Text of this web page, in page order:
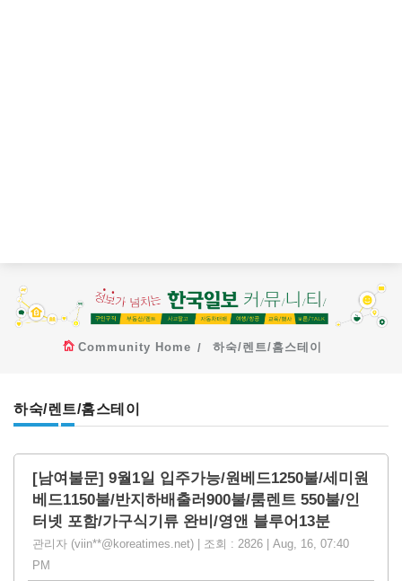
Community Home 하숙/렌트/홈스테이
하숙/렌트/홈스테이
[남여불문] 9월1일 입주가능/원베드1250불/세미원
베드1150불/반지하배출러900불/룸렌트 550불/인
터넷 포함/가구식기류 완비/영앤 블루어13분
관리자 (viin**@koreatimes.net) | 조회 : 2826 | Aug, 16, 07:40
PM